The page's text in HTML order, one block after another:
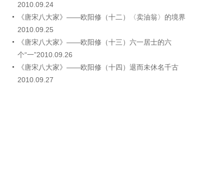
2010.09.24
《唐宋八大家》——欧阳修（十二）〈卖油翁〉的境界
2010.09.25
《唐宋八大家》——欧阳修（十三）六一居士的六
个“一”2010.09.26
《唐宋八大家》——欧阳修（十四）退而未休名千古
2010.09.27